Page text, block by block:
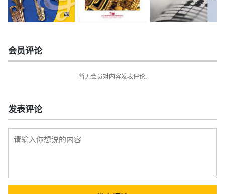
会员评论
暂无会员对内容发表评论.
发表评论